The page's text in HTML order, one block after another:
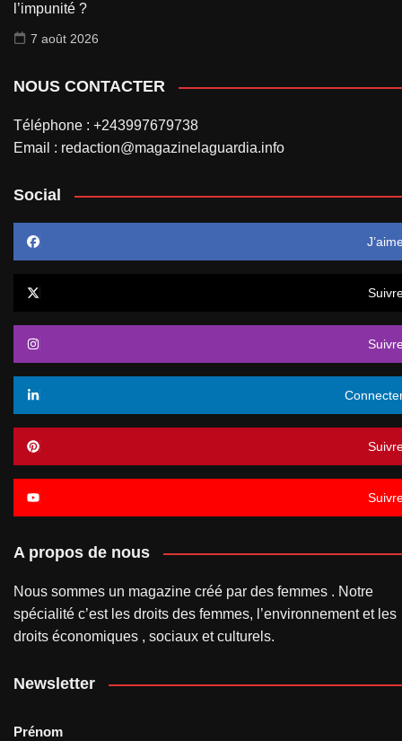
l’impunité ?
7 août 2026
NOUS CONTACTER
Téléphone : +243997679738
Email : redaction@magazinelaguardia.info
Social
A propos de nous
Nous sommes un magazine créé par des femmes . Notre
spécialité c’est les droits des femmes, l’environnement et les
droits économiques , sociaux et culturels.
Newsletter
Prénom